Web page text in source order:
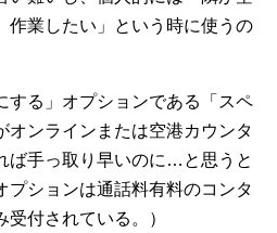
作業したい」という時に使うの
する」オプションである「スペ
オンラインまたは空港カウンタ
ば手っ取り早いのに…と思うと
プションは通話料有料のコンタ
付されている。）